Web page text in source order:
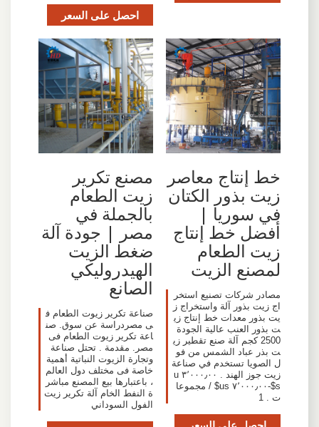
احصل على السعر
خط إنتاج معاصر
زيت بذور الكتان
في سوريا |
أفضل خط إنتاج
زيت الطعام
لمصنع الزيت
مصادر شركات تصنيع استخر
اج زيت بذور آلة واستخراج ز
يت بذور معدات خط إنتاج زي
ت بذور العنب عالية الجودة
2500 كجم آلة صنع تقطير زي
ت بذر عباد الشمس من فو
ل الصويا تستخدم في صناعة
زيت جوز الهند . ٣٬٠٠٠٫٠٠ u
s$-٧٬٠٠٠٫٠٠ us$ / مجموعا
ت . 1
مصنع تكرير
زيت الطعام
بالجملة في
مصر | جودة آلة
ضغط الزيت
الهيدروليكي
الصانع
صناعة تكرير زيوت الطعام ف
ى مصردراسة عن سوق. صن
اعة تكرير زيوت الطعام فى
مصر. مقدمة . تحتل صناعة
وتجارة الزيوت النباتية أهمية
خاصة فى مختلف دول العالم
، باعتبارها بيع المصنع مباشر
ة النفط الخام آلة تكرير زيت
الفول السوداني